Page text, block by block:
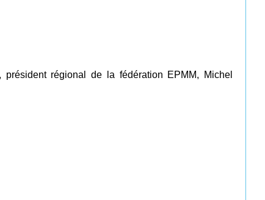
régional de la fédération EPMM, Michel